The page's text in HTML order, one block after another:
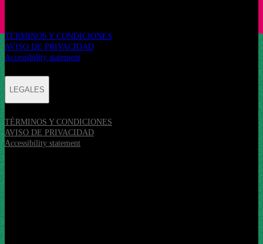
TÉRMINOS Y CONDICIONES
AVISO DE PRIVACIDAD
Accessibility statement
LEGALES
TÉRMINOS Y CONDICIONES
AVISO DE PRIVACIDAD
Accessibility statement